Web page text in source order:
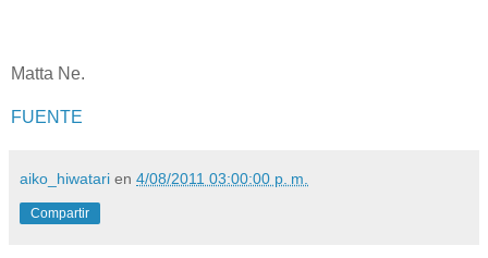
Matta Ne.
FUENTE
aiko_hiwatari en 4/08/2011 03:00:00 p. m.
Compartir